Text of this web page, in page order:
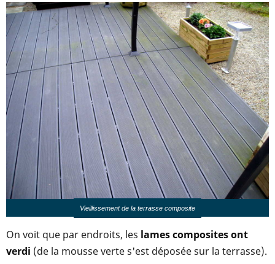
Vieillissement de la terrasse composite
On voit que par endroits, les lames composites ont
verdi (de la mousse verte s'est déposée sur la terrasse).